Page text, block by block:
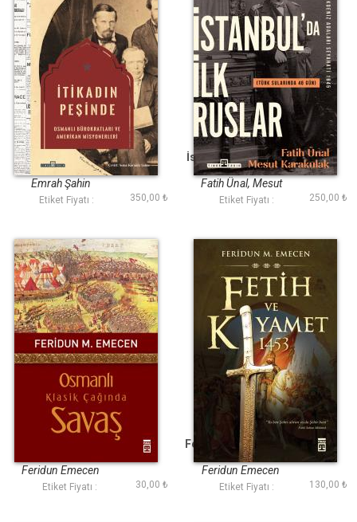
İtikadın Peşinde
Emrah Şahin
Etiket Fiyatı : 350,00 ₺
İstanbul da İlk Ruslar
Türk Sularında 46
Gün
Fatih Ünal, Mesut
Karakulak
Etiket Fiyatı : 250,00 ₺
Feridun Emecen
Etiket Fiyatı : 30,00 ₺
Fetih ve Kıyamet 1453
Feridun Emecen
Etiket Fiyatı : 130,00 ₺